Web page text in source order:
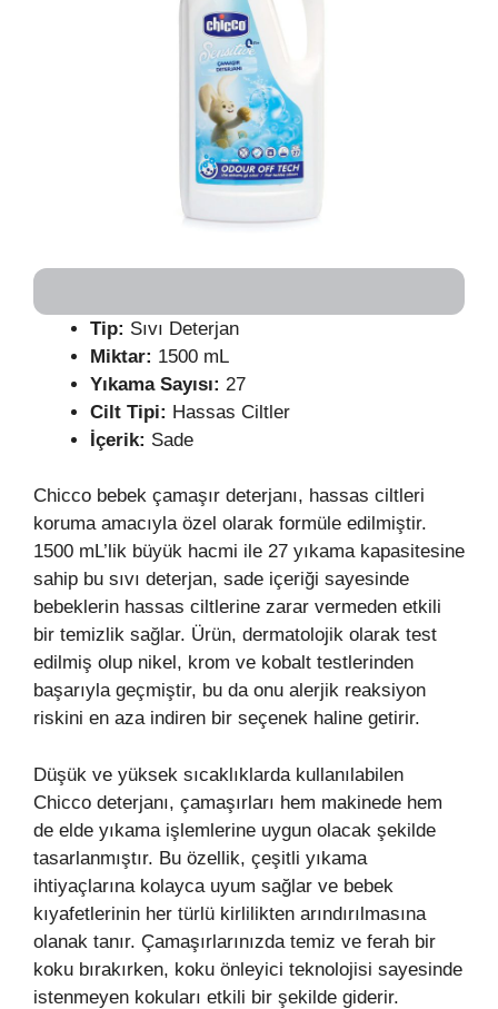
Tip: Sıvı Deterjan
Miktar: 1500 mL
Yıkama Sayısı: 27
Cilt Tipi: Hassas Ciltler
İçerik: Sade
Chicco bebek çamaşır deterjanı, hassas ciltleri
koruma amacıyla özel olarak formüle edilmiştir.
1500 mL’lik büyük hacmi ile 27 yıkama kapasitesine
sahip bu sıvı deterjan, sade içeriği sayesinde
bebeklerin hassas ciltlerine zarar vermeden etkili
bir temizlik sağlar. Ürün, dermatolojik olarak test
edilmiş olup nikel, krom ve kobalt testlerinden
başarıyla geçmiştir, bu da onu alerjik reaksiyon
riskini en aza indiren bir seçenek haline getirir.
Düşük ve yüksek sıcaklıklarda kullanılabilen
Chicco deterjanı, çamaşırları hem makinede hem
de elde yıkama işlemlerine uygun olacak şekilde
tasarlanmıştır. Bu özellik, çeşitli yıkama
ihtiyaçlarına kolayca uyum sağlar ve bebek
kıyafetlerinin her türlü kirlilikten arındırılmasına
olanak tanır. Çamaşırlarınızda temiz ve ferah bir
koku bırakırken, koku önleyici teknolojisi sayesinde
istenmeyen kokuları etkili bir şekilde giderir.